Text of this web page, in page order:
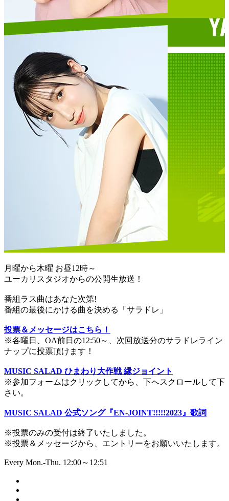
月曜から木曜 お昼12時～
ユーカリスタジオからの公開生放送！
番組ラス曲はあなた次第!
番組の最後にかける曲を決める「サラドレ」
投票＆メッセージはこちら！
※各曜日、OA前日の12:50～、次回放送分のサラドレライン
ナップに投票頂けます！
MUSIC SALAD ひまわり大作戦 縁ジョイント
※参加フォームはクリックしてから、下へスクロールして下
さい。
MUSIC SALAD 公式ソング『EN-JOINT!!!!!2023』歌詞
※投票のみの受付は終了いたしました。
※投票＆メッセージから、エントリーをお願いいたします。
Every Mon.-Thu. 12:00～12:51